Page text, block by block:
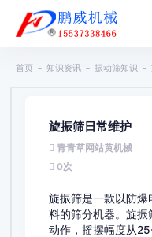
首页 知识资讯 振动筛知识
旋振筛日常维护
青青草网站黄机械
0次
旋振筛是一款以防爆
料的筛分机器。
动作，摇摆幅度从